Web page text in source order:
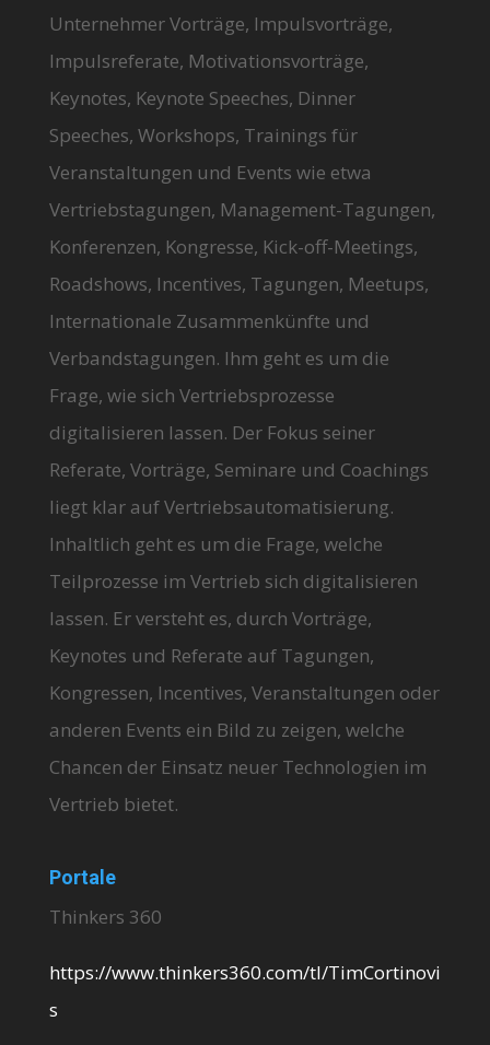
Unternehmer Vorträge, Impulsvorträge,
Impulsreferate, Motivationsvorträge,
Keynotes, Keynote Speeches, Dinner
Speeches, Workshops, Trainings für
Veranstaltungen und Events wie etwa
Vertriebstagungen, Management-Tagungen,
Konferenzen, Kongresse, Kick-off-Meetings,
Roadshows, Incentives, Tagungen, Meetups,
Internationale Zusammenkünfte und
Verbandstagungen. Ihm geht es um die
Frage, wie sich Vertriebsprozesse
digitalisieren lassen. Der Fokus seiner
Referate, Vorträge, Seminare und Coachings
liegt klar auf Vertriebsautomatisierung.
Inhaltlich geht es um die Frage, welche
Teilprozesse im Vertrieb sich digitalisieren
lassen. Er versteht es, durch Vorträge,
Keynotes und Referate auf Tagungen,
Kongressen, Incentives, Veranstaltungen oder
anderen Events ein Bild zu zeigen, welche
Chancen der Einsatz neuer Technologien im
Vertrieb bietet.
Portale
Thinkers 360
https://www.thinkers360.com/tl/TimCortinovi
s